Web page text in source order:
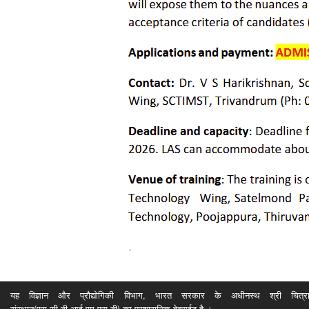
यह विज्ञान और प्रौद्योगिकी विभाग, भारत सरकार के अधीनस्थ श्री चित्रा